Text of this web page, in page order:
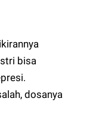
bisa
dosanya